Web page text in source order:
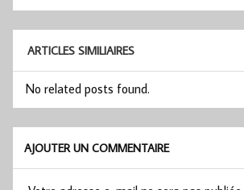
l’article
ARTICLES SIMILIAIRES
No related posts found.
AJOUTER UN COMMENTAIRE